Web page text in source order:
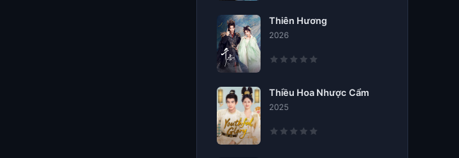
Thiên Hương
2026
Thiều Hoa Nhược Cẩm
2025